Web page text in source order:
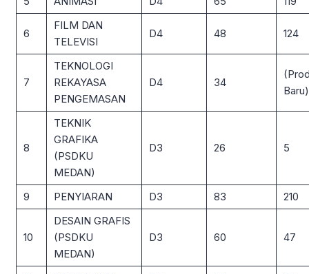
6
FILM DAN
TELEVISI
D4 48 124
7
TEKNOLOGI
REKAYASA
PENGEMASAN
D4 34
Baru)
8
TEKNIK
GRAFIKA
(PSDKU
MEDAN)
D3 26 5
9 PENYIARAN D3 83 210
10
DESAIN GRAFIS
(PSDKU
MEDAN)
D3 60 47